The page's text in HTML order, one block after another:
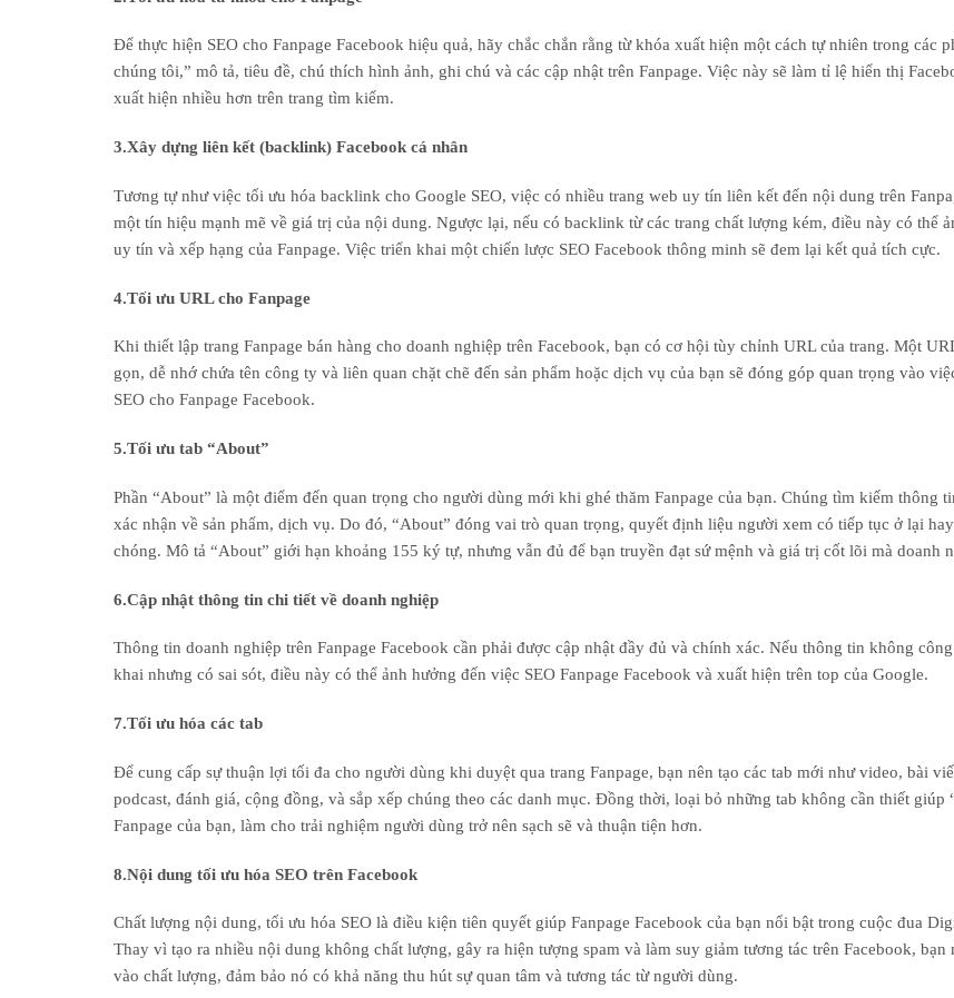
Để thực hiện SEO cho Fanpage Facebook hiệu quả, hãy chắc chắn rằng từ khóa xuất hiện một cách tự nhiên trong các
chúng tôi,” mô tả, tiêu đề, chú thích hình ảnh, ghi chú và các cập nhật trên Fanpage. Việc này sẽ làm tỉ lệ hiển thị
xuất hiện nhiều hơn trên trang tìm kiếm.
3.Xây dựng liên kết (backlink) Facebook cá nhân
Tương tự như việc tối ưu hóa backlink cho Google SEO, việc có nhiều trang web uy tín liên kết đến nội dung trên
một tín hiệu mạnh mẽ về giá trị của nội dung. Ngược lại, nếu có backlink từ các trang chất lượng kém, điều này có thể
uy tín và xếp hạng của Fanpage. Việc triển khai một chiến lược SEO Facebook thông minh sẽ đem lại kết quả tích cực.
4.Tối ưu URL cho Fanpage
Khi thiết lập trang Fanpage bán hàng cho doanh nghiệp trên Facebook, bạn có cơ hội tùy chỉnh URL của trang. Một
gọn, dễ nhớ chứa tên công ty và liên quan chặt chẽ đến sản phẩm hoặc dịch vụ của bạn sẽ đóng góp quan trọng vào
SEO cho Fanpage Facebook.
5.Tối ưu tab “About”
Phần “About” là một điểm đến quan trọng cho người dùng mới khi ghé thăm Fanpage của bạn. Chúng tìm kiếm thông
xác nhận về sản phẩm, dịch vụ. Do đó, “About” đóng vai trò quan trọng, quyết định liệu người xem có tiếp tục ở lại
chóng. Mô tả “About” giới hạn khoảng 155 ký tự, nhưng vẫn đủ để bạn truyền đạt sứ mệnh và giá trị cốt lõi mà doanh
6.Cập nhật thông tin chi tiết về doanh nghiệp
Thông tin doanh nghiệp trên Fanpage Facebook cần phải được cập nhật đầy đủ và chính xác. Nếu thông tin không
khai nhưng có sai sót, điều này có thể ảnh hưởng đến việc SEO Fanpage Facebook và xuất hiện trên top của Google.
7.Tối ưu hóa các tab
Để cung cấp sự thuận lợi tối đa cho người dùng khi duyệt qua trang Fanpage, bạn nên tạo các tab mới như video, bài
podcast, đánh giá, cộng đồng, và sắp xếp chúng theo các danh mục. Đồng thời, loại bỏ những tab không cần thiết giúp
Fanpage của bạn, làm cho trải nghiệm người dùng trở nên sạch sẽ và thuận tiện hơn.
8.Nội dung tối ưu hóa SEO trên Facebook
Chất lượng nội dung, tối ưu hóa SEO là điều kiện tiên quyết giúp Fanpage Facebook của bạn nổi bật trong cuộc đua
Thay vì tạo ra nhiều nội dung không chất lượng, gây ra hiện tượng spam và làm suy giảm tương tác trên Facebook, bạn
vào chất lượng, đảm bảo nó có khả năng thu hút sự quan tâm và tương tác từ người dùng.